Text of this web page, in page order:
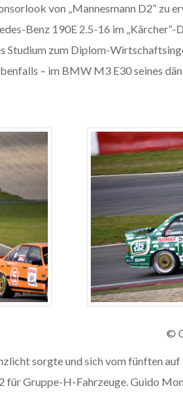
von „Mannesmann D2“ zu
Benz 190E 2.5-16 im
zum Diplom-
– im BMW M3 E30 seines
©
sorgte und sich vom fünften
für Gruppe-H-Fahrzeuge. Guido